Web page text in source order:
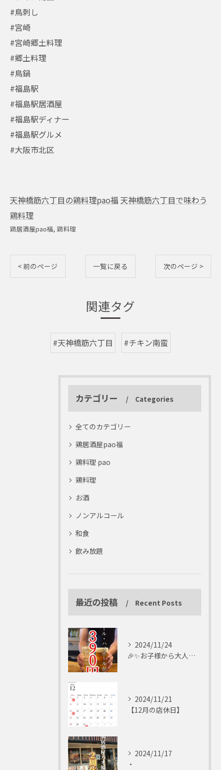
#鳥刺し
#宮崎
#宮崎郷土料理
#郷土料理
#鳥鍋
#福島駅
#福島駅居酒屋
#福島駅ディナー
#福島駅グルメ
#大阪市北区
天神橋筋六丁目の鶏料理pao福 天神橋筋六丁目で味わう
鶏料理
鶏居酒屋pao福 鶏料理
< 前のページ 一覧に戻る 次のページ >
関連タグ
#天神橋筋六丁目 #チキン南蛮
カテゴリー Categories
全てのカテゴリー
鶏居酒屋pao福
鶏料理 pao
鶏料理
お酒
ノンアルコール
和食
飲み放題
最近の投稿 Recent Posts
2024/11/24
🎉✨お子様から大人まで楽しめる✨🎉
2024/11/21
【12月の店休日】
2024/11/17
・